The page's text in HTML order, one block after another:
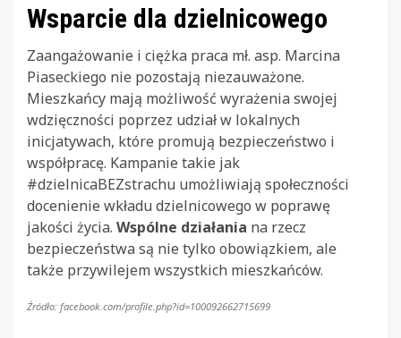
Wsparcie dla dzielnicowego
Zaangażowanie i ciężka praca mł. asp. Marcina
Piaseckiego nie pozostają niezauważone.
Mieszkańcy mają możliwość wyrażenia swojej
wdzięczności poprzez udział w lokalnych
inicjatywach, które promują bezpieczeństwo i
współpracę. Kampanie takie jak
#dzielnicaBEZstrachu umożliwiają społeczności
docenienie wkładu dzielnicowego w poprawę
jakości życia. Wspólne działania na rzecz
bezpieczeństwa są nie tylko obowiązkiem, ale
także przywilejem wszystkich mieszkańców.
Źródło: facebook.com/profile.php?id=100092662715699